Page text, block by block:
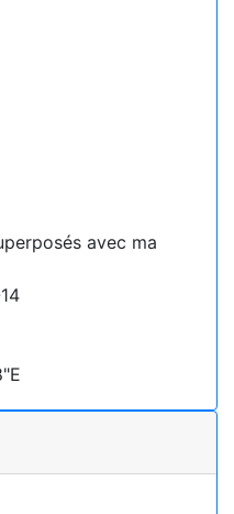
avec ma